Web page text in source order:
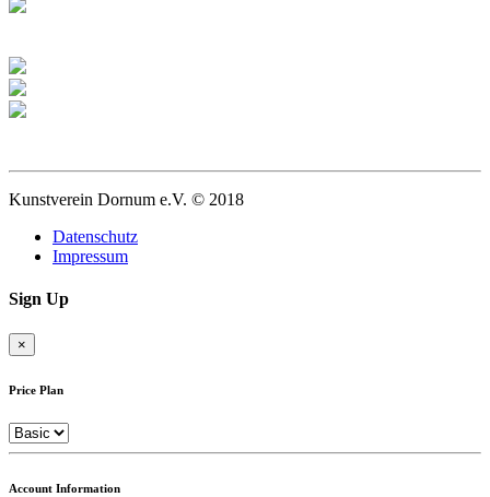
Kunstverein Dornum e.V. © 2018
Datenschutz
Impressum
Sign Up
×
Price Plan
Account Information